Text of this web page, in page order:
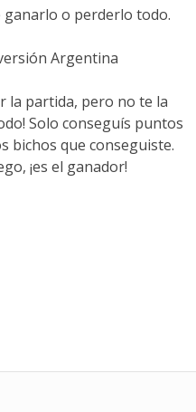
ganarlo o perderlo todo.
Argentina
la partida, pero no te la
Solo conseguís puntos
bichos que conseguiste.
¡es el ganador!